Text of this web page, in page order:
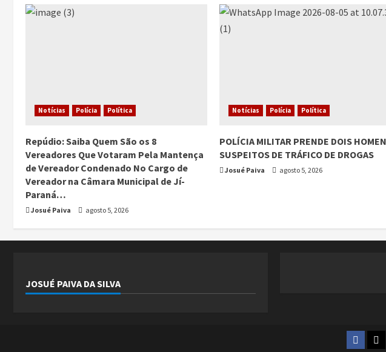
Notícias Polícia Política
Repúdio: Saiba Quem São os 8
Vereadores Que Votaram Pela Mantença
de Vereador Condenado No Cargo de
Vereador na Câmara Municipal de Jí-
Paraná…
Josué Paiva agosto 5, 2026
Notícias Polícia Política
POLÍCIA MILITAR PRENDE DOIS
SUSPEITOS DE TRÁFICO DE DROGAS
Josué Paiva agosto 5, 2026
JOSUÉ PAIVA DA SILVA